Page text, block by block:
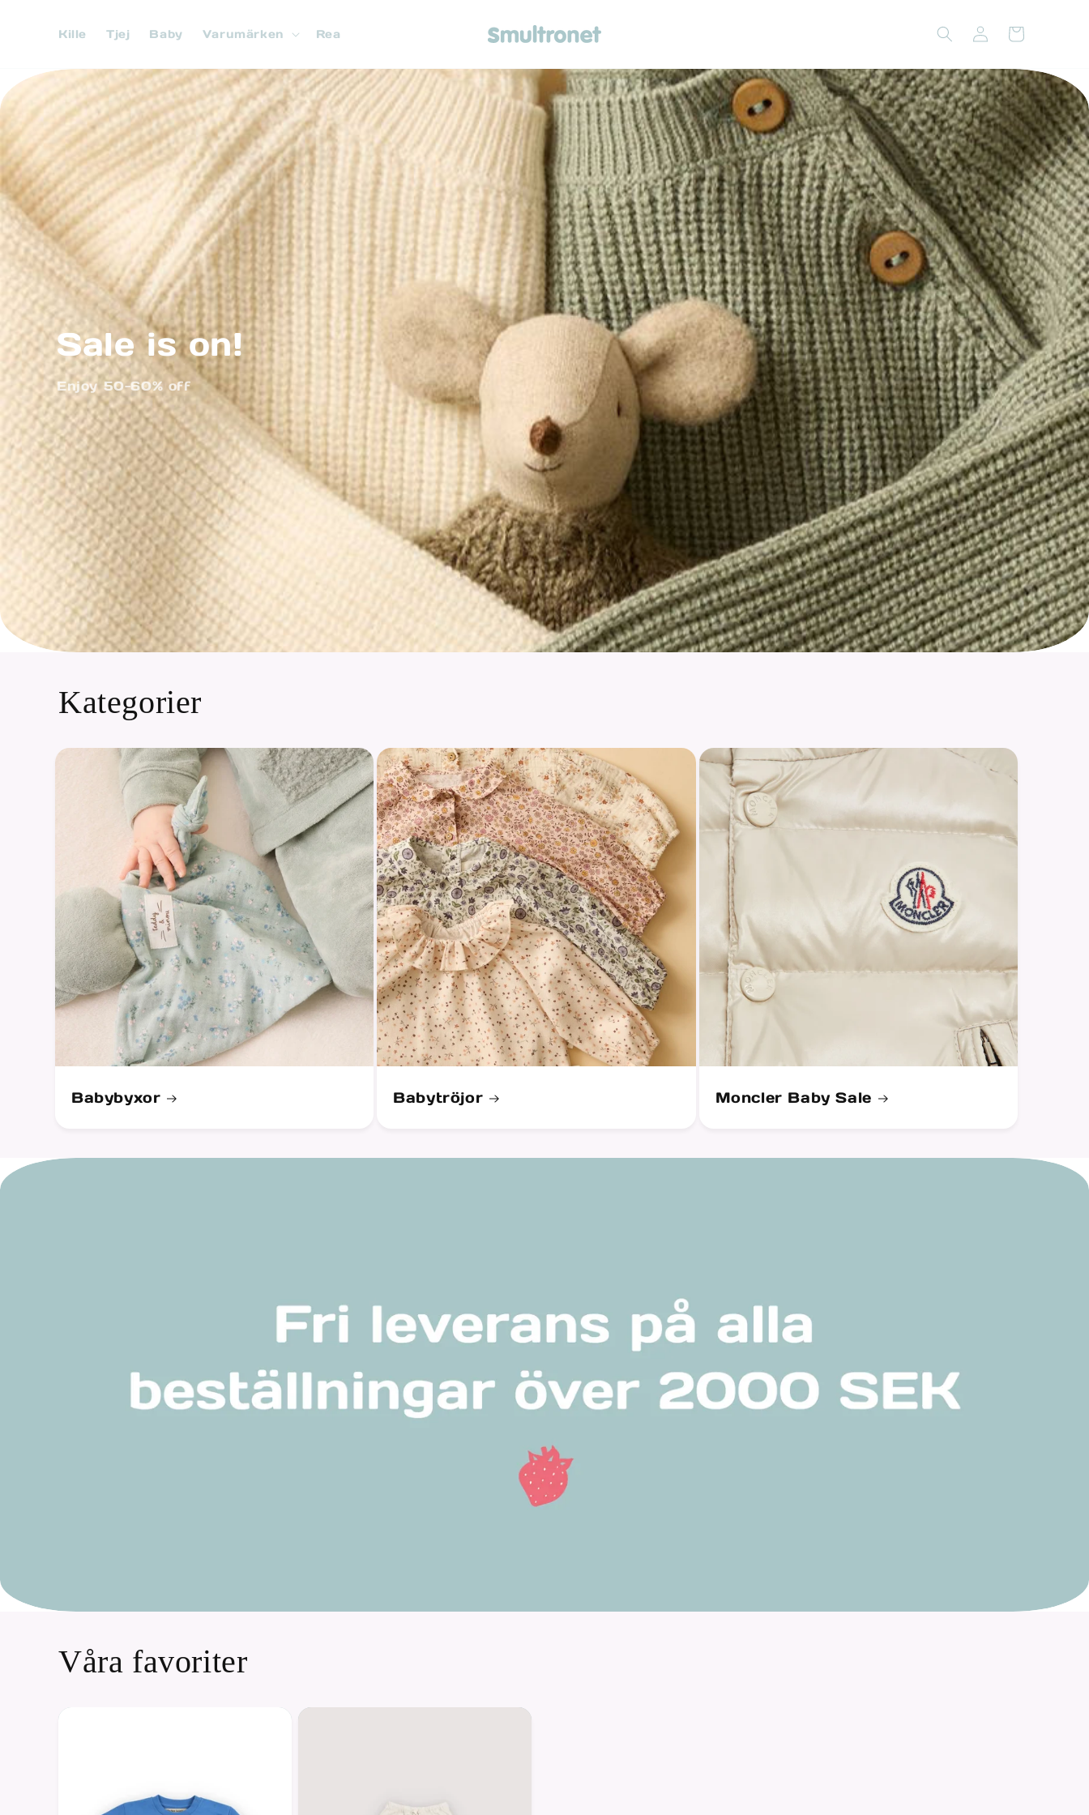
innehåll
Kille Tjej Baby Varumärken Rea
Logga
Varukorg
Sale is on!
Enjoy 50-60% off
Kategorier
Babybyxor Babytröjor Moncler Baby Sale
Våra favoriter